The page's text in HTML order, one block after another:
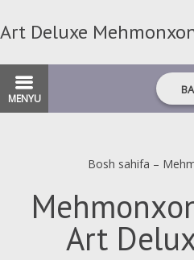
Art Deluxe
MENYU
Bosh sahifa –
Art